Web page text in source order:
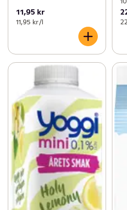
11,95 kr
11,95 kr /l